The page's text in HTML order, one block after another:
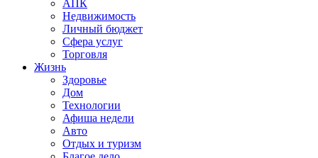
АПК
Недвижимость
Личный бюджет
Сфера услуг
Торговля
Жизнь
Здоровье
Дом
Технологии
Афиша недели
Авто
Отдых и туризм